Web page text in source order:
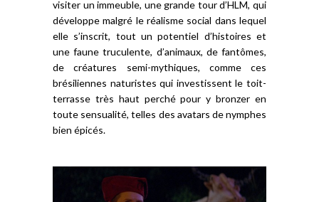
visiter un immeuble, une grande tour d’HLM, qui
développe malgré le réalisme social dans lequel
elle s’inscrit, tout un potentiel d’histoires et
une faune truculente, d’animaux, de fantômes,
de créatures semi-mythiques, comme ces
brésiliennes naturistes qui investissent le toit-
terrasse très haut perché pour y bronzer en
toute sensualité, telles des avatars de nymphes
bien épicés.